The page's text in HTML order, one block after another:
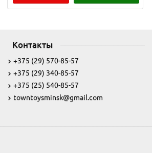
Контакты
+375 (29) 570-85-57
+375 (29) 340-85-57
+375 (25) 540-85-57
towntoysminsk@gmail.com